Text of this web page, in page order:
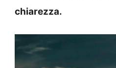
chiarezza.